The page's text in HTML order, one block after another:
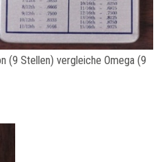
(9 Stellen) vergleiche Omega (9